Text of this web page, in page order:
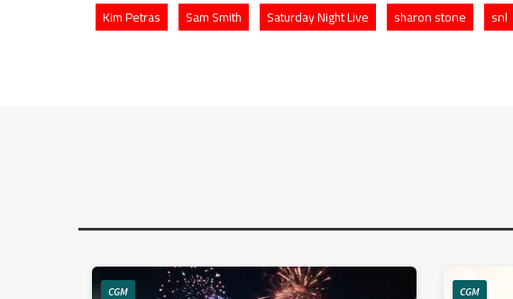
Kim Petras Sam Smith Saturday Night Live sharon stone snl
CGM CGM